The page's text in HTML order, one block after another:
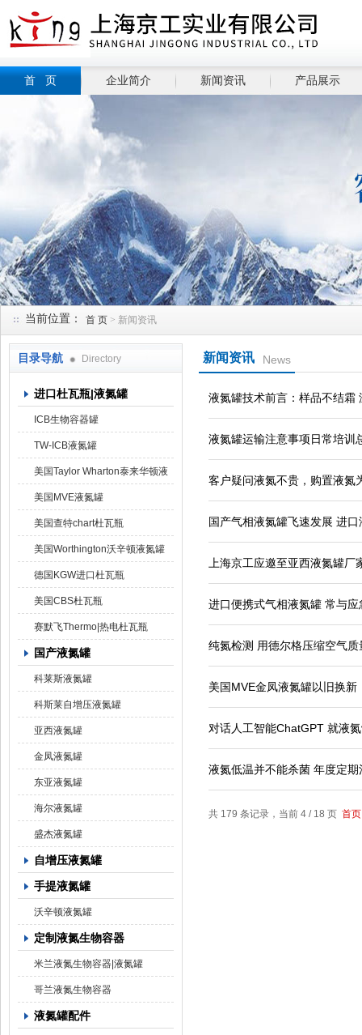
上海京工实业有限公司
首 页 企业简介 新闻资讯 产品展示
当前位置： 首 页 > 新闻资讯
目录导航 Directory
进口杜瓦瓶|液氮罐
ICB生物容器罐
TW-ICB液氮罐
美国Taylor Wharton泰来华顿液
氮罐
美国MVE液氮罐
美国查特chart杜瓦瓶
美国Worthington沃辛顿液氮罐
德国KGW进口杜瓦瓶
美国CBS杜瓦瓶
赛默飞Thermo|热电杜瓦瓶
国产液氮罐
科莱斯液氮罐
科斯莱自增压液氮罐
亚西液氮罐
金凤液氮罐
东亚液氮罐
海尔液氮罐
盛杰液氮罐
自增压液氮罐
手提液氮罐
沃辛顿液氮罐
定制液氮生物容器
米兰液氮生物容器|液氮罐
哥兰液氮生物容器
液氮罐配件
新闻资讯 News
液氮罐技术前言：样品不结霜
液氮罐运输注意事项日常培训
客户疑问液氮不贵，购置液氮
国产气相液氮罐飞速发展 进
上海京工应邀至亚西液氮罐厂
进口便携式气相液氮罐 常与
纯氮检测 用德尔格压缩空气
美国MVE金凤液氮罐以旧换新
对话人工智能ChatGPT 就液
液氮低温并不能杀菌 年度定期
共 179 条记录，当前 4 / 18 页 首页